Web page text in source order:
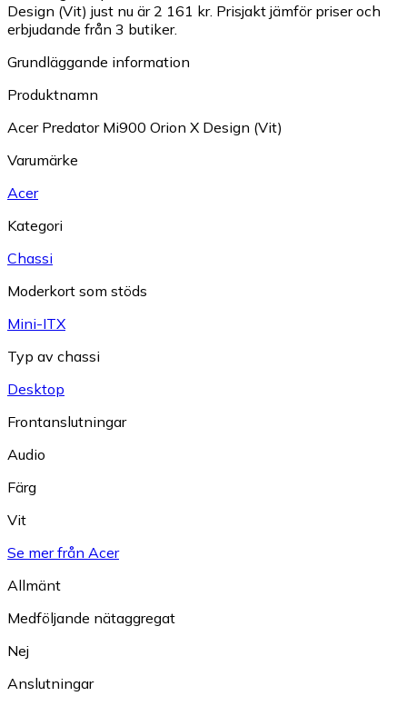
Design (Vit) just nu är 2 161 kr. Prisjakt jämför priser och
erbjudande från 3 butiker.
Grundläggande information
Produktnamn
Acer Predator Mi900 Orion X Design (Vit)
Varumärke
Acer
Kategori
Chassi
Moderkort som stöds
Mini-ITX
Typ av chassi
Desktop
Frontanslutningar
Audio
Färg
Vit
Se mer från Acer
Allmänt
Medföljande nätaggregat
Nej
Anslutningar